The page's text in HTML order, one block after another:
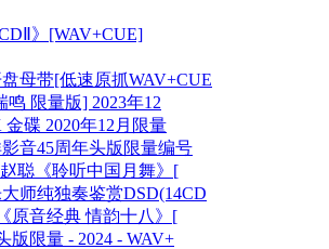
》[WAV+CUE]
母带[低速原抓WAV+CUE
限量版] 2023年12
碟 2020年12月限量
音45周年头版限量编号
聪《聆听中国月舞》[
师纯独奏鉴赏DSD(14CD
原音经典 情韵十八》[
版限量 - 2024 - WAV+